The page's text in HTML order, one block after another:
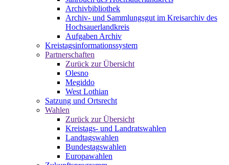
Archivbibliothek
Archiv- und Sammlungsgut im Kreisarchiv des
Hochsauerlandkreis
Aufgaben Archiv
Kreistagsinformationssystem
Partnerschaften
Zurück zur Übersicht
Olesno
Megiddo
West Lothian
Satzung und Ortsrecht
Wahlen
Zurück zur Übersicht
Kreistags- und Landratswahlen
Landtagswahlen
Bundestagswahlen
Europawahlen